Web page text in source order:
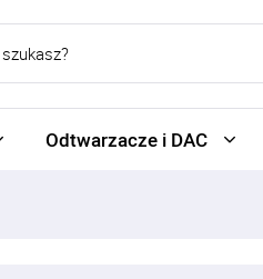
Odtwarzacze i DAC